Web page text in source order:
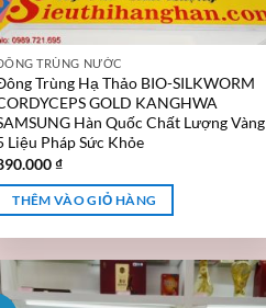
TRÙNG NƯỚC
Trùng Hạ Thảo BIO-SILKWORM
GOLD KANGHWA
Hàn Quốc Chất Lượng Vàng
Liệu Pháp Sức Khỏe
₫
THÊM VÀO GIỎ HÀNG